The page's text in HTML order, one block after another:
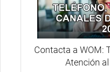
Contacta a WOM:
Atención